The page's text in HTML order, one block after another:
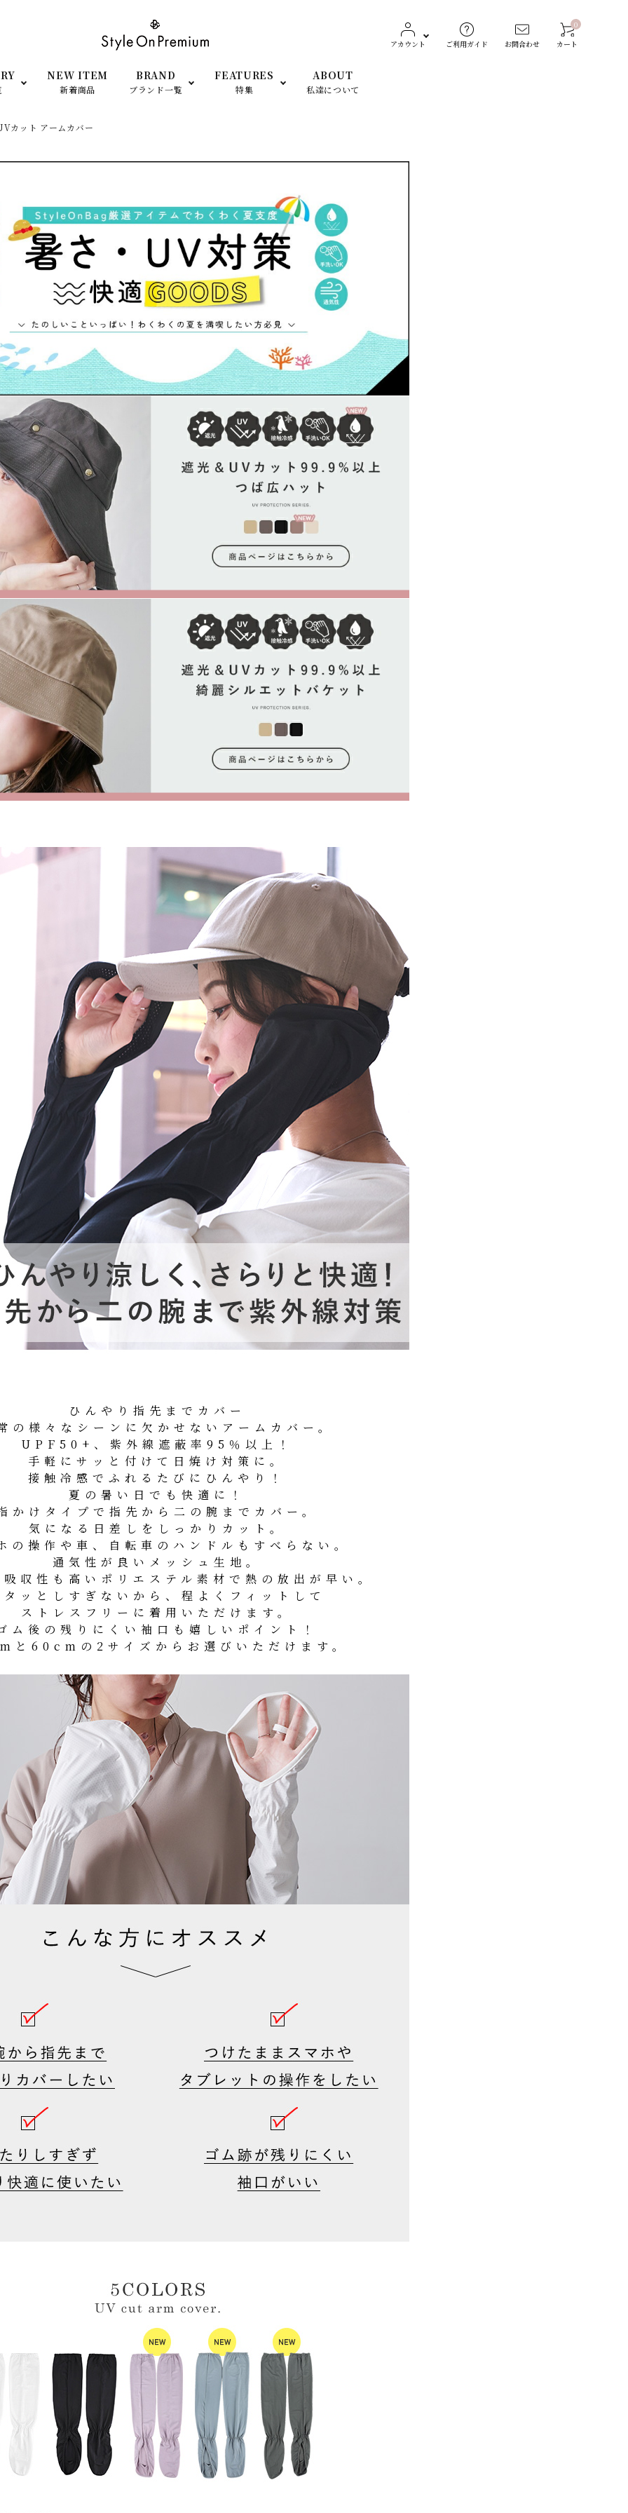
アカウント ご利用ガイド お問合わせ
0
カート
シーン・用途で探す
NEW ITEM
新着商品
BRAND
ブランド一覧
FILA（フィラ） adidas（アディダス）
SCANDINAVIAN FOREST
（スカンジナビアン フォレスト）
FEATURES
特集
ABOUT
私達について
カット アームカバー
ひんやり指先までカバー
の様々なシーンに欠かせないアームカバー。
UPF50+、紫外線遮蔽率95％以上！
手軽にサッと付けて日焼け対策に。
接触冷感でふれるたびにひんやり！
夏の暑い日でも快適に！
かけタイプで指先から二の腕までカバー。
気になる日差しをしっかりカット。
の操作や車、自転車のハンドルもすべらない。
通気性が良いメッシュ生地。
収性も高いポリエステル素材で熱の放出が早い。
タッとしすぎないから、程よくフィットして
ストレスフリーに着用いただけます。
ム後の残りにくい袖口も嬉しいポイント！
と60cmの2サイズからお選びいただけます。